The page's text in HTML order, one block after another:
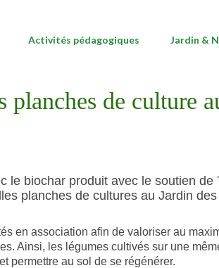
Activités pédagogiques Jardin &
de culture
biochar produit avec le soutien
planches de cultures au Jardin
en association afin de valoriser au
Ainsi, les légumes cultivés sur une
permettre au sol de se régénérer.